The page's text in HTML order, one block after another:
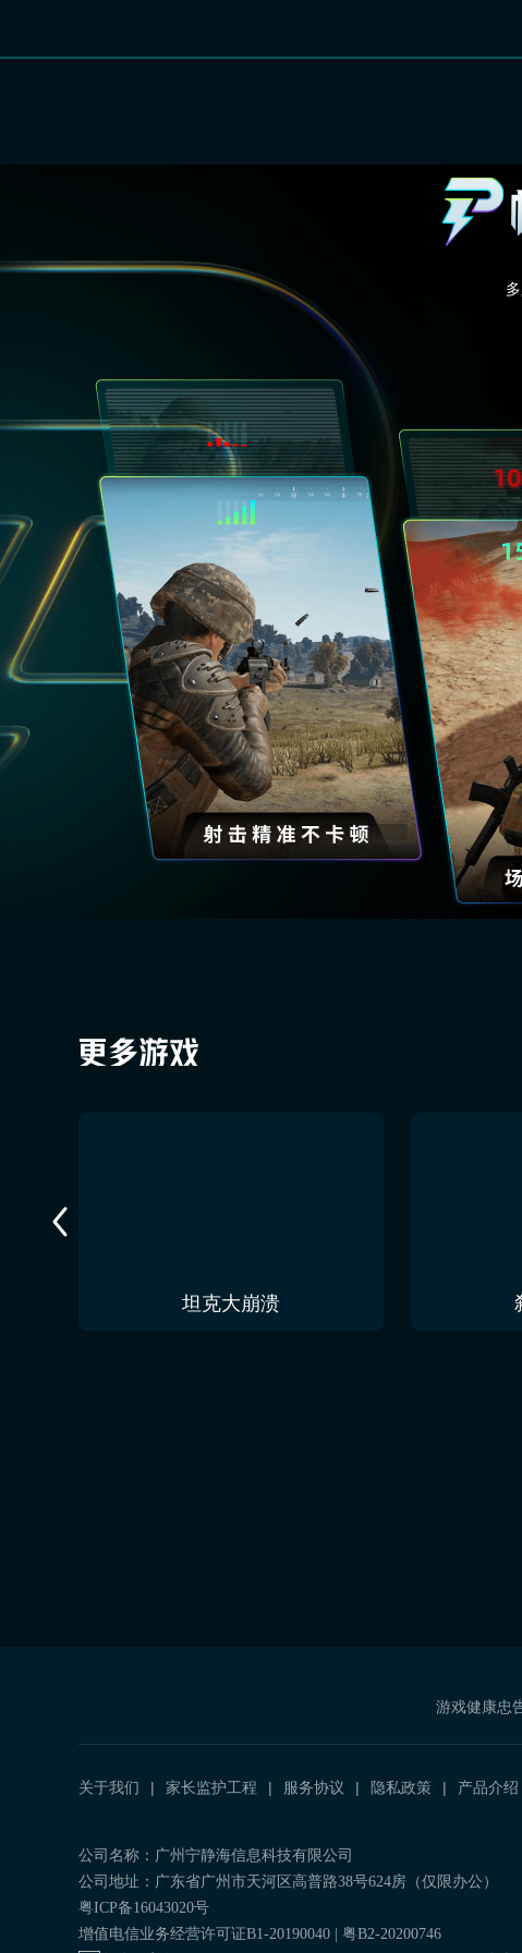
坦克大崩溃
游戏健康忠
关于我们 家长监护工程 服务协议 隐私政策 产品介绍
公司名称：广州宁静海信息科技有限公司
公司地址：广东省广州市天河区高普路38号624房（仅限办公）
粤ICP备16043020号
增值电信业务经营许可证B1-20190040 | 粤B2-20200746